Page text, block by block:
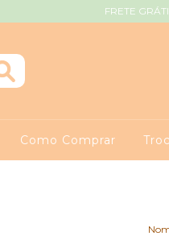
FRETE
Como Comprar